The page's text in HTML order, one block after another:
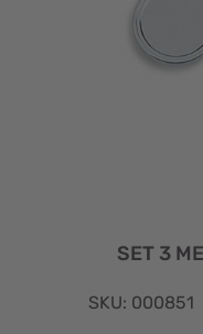
SET 3
SKU: 000851